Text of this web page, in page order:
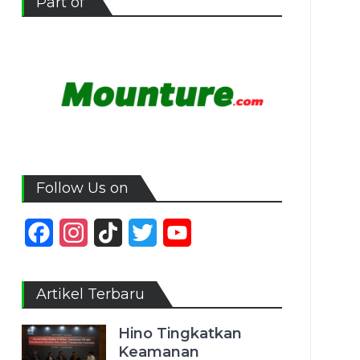
Follow Us on
FacebookInstagram
TikTok Twitter
Artikel Terbaru
Hino Tingkatkan
Keamanan